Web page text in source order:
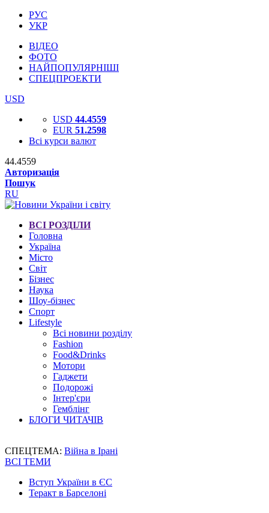
РУС
УКР
ВІДЕО
ФОТО
НАЙПОПУЛЯРНІШІ
СПЕЦПРОЕКТИ
USD
USD 44.4559
EUR 51.2598
Всі курси валют
44.4559
Авторизація
Пошук
RU
ВСІ РОЗДІЛИ
Головна
Україна
Місто
Світ
Бізнес
Наука
Шоу-бізнес
Спорт
Lifestyle
Всі новини розділу
Fashion
Food&Drinks
Мотори
Гаджети
Подорожі
Інтер'єри
Гемблінг
БЛОГИ ЧИТАЧІВ
СПЕЦТЕМА: Війна в Ірані
ВСІ ТЕМИ
Вступ України в ЄС
Теракт в Барселоні